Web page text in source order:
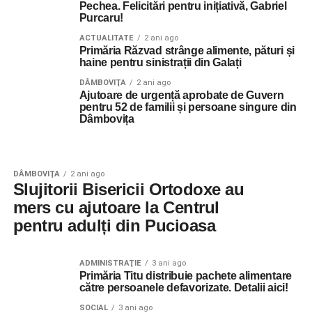
Pechea. Felicitări pentru inițiativă, Gabriel
Purcaru!
ACTUALITATE 2 ani ago
Primăria Răzvad strânge alimente, pături și
haine pentru sinistrații din Galați
DÂMBOVIŢA 2 ani ago
Ajutoare de urgență aprobate de Guvern
pentru 52 de familii și persoane singure din
Dâmbovița
DÂMBOVIŢA 2 ani ago
Slujitorii Bisericii Ortodoxe au
mers cu ajutoare la Centrul
pentru adulți din Pucioasa
ADMINISTRAŢIE 3 ani ago
Primăria Titu distribuie pachete alimentare
către persoanele defavorizate. Detalii aici!
SOCIAL 3 ani ago